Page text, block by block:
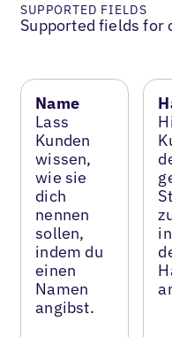
SUPPORTED FIELDS
Supported fields for
Name
Lass
Kunden
wissen,
wie sie
dich
nennen
sollen,
indem du
einen
Namen
angibst.